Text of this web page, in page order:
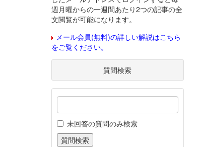
週月曜からの一週間あたり2つの記事の全
文閲覧が可能になります。
メール会員(無料)の詳しい解説はこちら
をご覧ください。
質問検索
未回答の質問のみ検索